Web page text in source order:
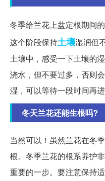
冬季给兰花上盆定根期间
这个阶段保持土壤湿润但
土壤中，感受一下土壤的
浇水，但不要过多，否则
湿，可以等待一段时间再进
冬天兰花还能生根吗?
当然可以！虽然兰花在冬
根。冬季兰花的根系养护
重要的一步。要注意保持